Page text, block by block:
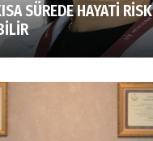
SÜREDE HAYATİ RİSK